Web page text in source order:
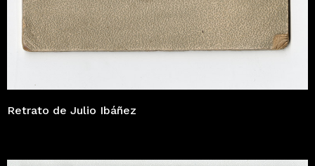
Retrato de Julio Ibáñez